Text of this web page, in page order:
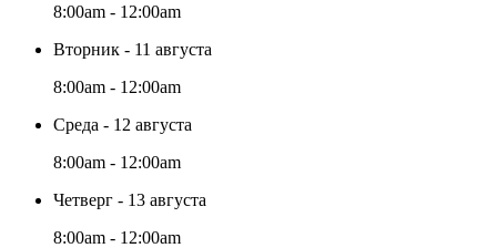
8:00am - 12:00am
Вторник - 11 августа
8:00am - 12:00am
Среда - 12 августа
8:00am - 12:00am
Четверг - 13 августа
8:00am - 12:00am